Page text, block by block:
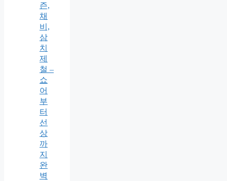
즌,
채
비,
삼
치
제
철 –
쇼
어
부
터
선
상
까
지
완
벽